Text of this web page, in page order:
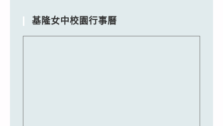
基隆女中校園行事曆